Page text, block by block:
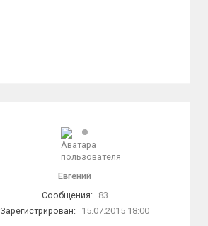
Евгений
Сообщения:
83
Зарегистрирован:
15.07.2015 18:00